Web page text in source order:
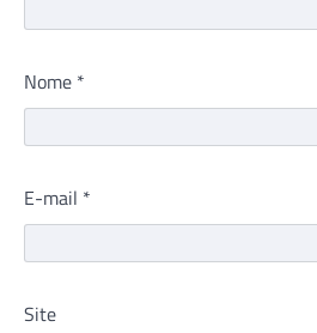
Nome *
E-mail *
Site